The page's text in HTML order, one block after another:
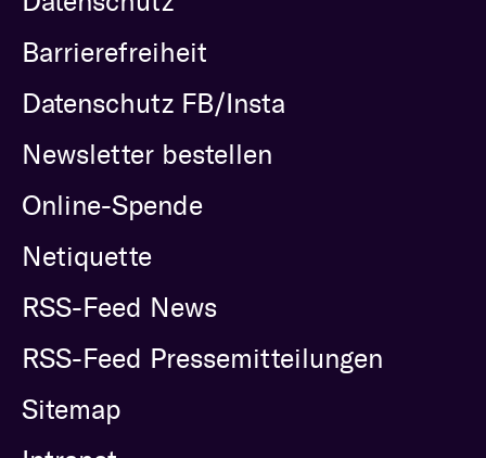
Barrierefreiheit
Datenschutz FB/Insta
Newsletter bestellen
Online-Spende
Netiquette
RSS-Feed News
RSS-Feed Pressemitteilungen
Sitemap